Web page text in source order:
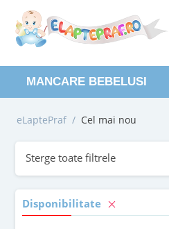
MANCARE BEBELUSI
eLaptePraf / Cel mai nou
Sterge toate filtrele
Disponibilitate